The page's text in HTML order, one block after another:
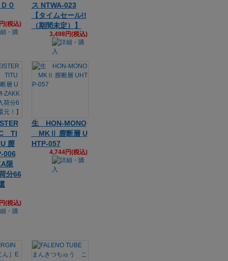
０
(税込)
ス NTWA-023
【タイムセール!!
（期間未定）】
3,498円(税込)
TI
膣
006
限
分66
(税込)
生 HON-MONO
MKⅡ 膣断層 U
HTP-057
4,744円(税込)